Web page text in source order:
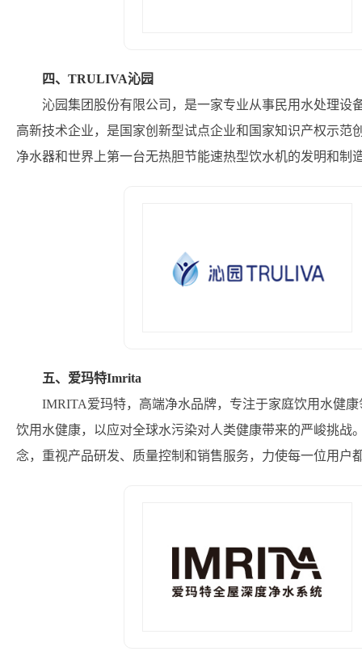
四、TRULIVA沁园
沁园集团股份有限公司，是一家专业从事民用水处理设
高新技术企业，是国家创新型试点企业和国家知识产权示范
净水器和世界上第一台无热胆节能速热型饮水机的发明和制
五、爱玛特Imrita
IMRITA爱玛特，高端净水品牌，专注于家庭饮用水健
饮用水健康，以应对全球水污染对人类健康带来的严峻挑战
念，重视产品研发、质量控制和销售服务，力使每一位用户